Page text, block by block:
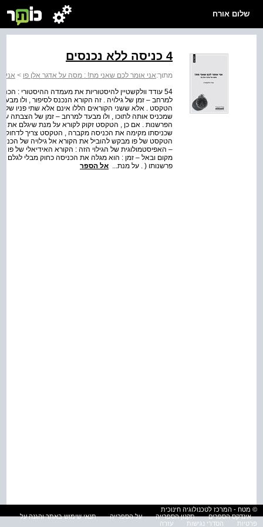
שלום אורח
4 כניסה ללא נכנסים
מתוך:אני אומר לכם שאני מת! : מסה על אדגר אלן פו > אני
54 עודד וולקשטיין להיסטוריות את מעמדה ההיסטורי :
למרחב – זמן של גילויה . זה הקורא הנכנס לסיפור , ולו
הטקסט . אלא ששני הקוראים הללו אינם אלא שתי פניו של
שמכניס אותה לתוכו , ולו מבעד למרחב – זמן של הצבתה על
הפרשנות . אם כן , הטקסט זקוק לקורא על מנת שיגלם את
שכניסתו מקימה את הכניסה מקברה , הטקסט צריך
הטקסט של פו מבקש להוביל את הקורא אל גילויה של
– האפיסטמולוגית של הגילוי הזה : הקורא האידיאלי של
מקום ובאל – זמן : הוא מגלה את הכניסה כחוק מבלי לגלם
פרשנותו ( . על מנת... אל הספר
© מטח - המרכז לטכנולוגיה חינוכית
אינדקס הספרים
תקנון הספרייה על הספרייה
תנאי שימוש באתר והגנה על
פרטיות
הסדרי נגישות עזרה